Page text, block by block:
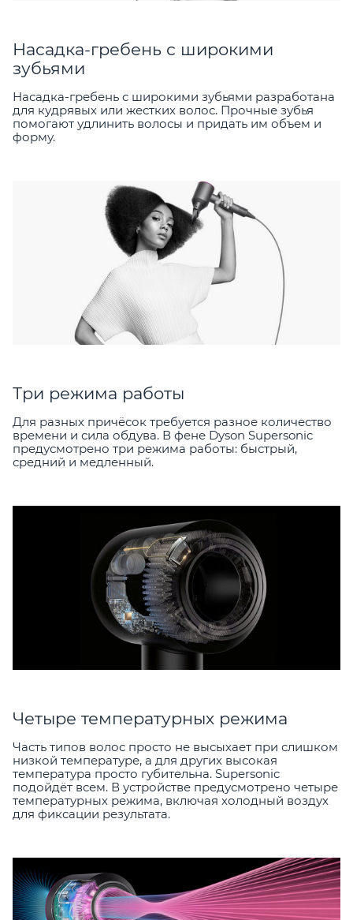
Насадка-гребень с широкими
зубьями
Насадка-гребень с широкими зубьями разработана
для кудрявых или жестких волос. Прочные зубья
помогают удлинить волосы и придать им объем и
форму.
Три режима работы
Для разных причёсок требуется разное количество
времени и сила обдува. В фене Dyson Supersonic
предусмотрено три режима работы: быстрый,
средний и медленный.
Четыре температурных режима
Часть типов волос просто не высыхает при слишком
низкой температуре, а для других высокая
температура просто губительна. Supersonic
подойдёт всем. В устройстве предусмотрено четыре
температурных режима, включая холодный воздух
для фиксации результата.